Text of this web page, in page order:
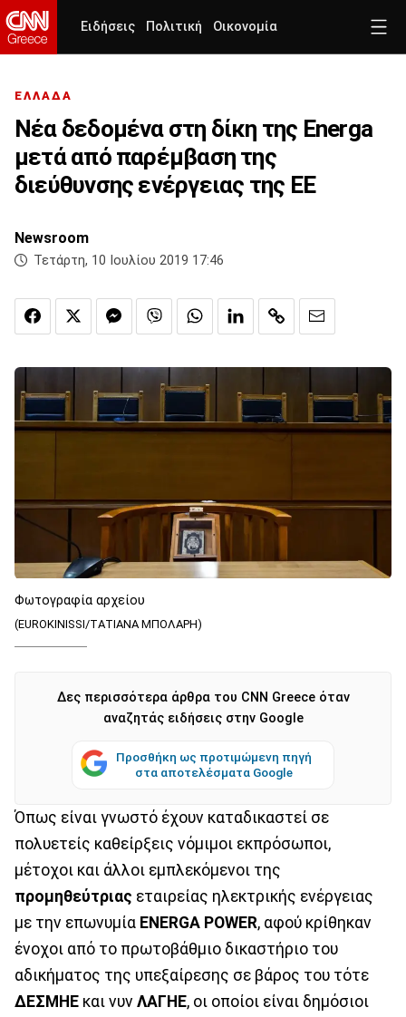
Ειδήσεις Πολιτική Οικονομία
ΕΛΛΑΔΑ
Νέα δεδομένα στη δίκη της Energa
μετά από παρέμβαση της
διεύθυνσης ενέργειας της ΕΕ
Newsroom
Τετάρτη, 10 Ιουλίου 2019 17:46
Φωτογραφία αρχείου
(EUROKINISSI/ΤΑΤΙΑΝΑ ΜΠΟΛΑΡΗ)
Δες περισσότερα άρθρα του CNN Greece όταν
αναζητάς ειδήσεις στην Google
Προσθήκη ως προτιμώμενη πηγή
στα αποτελέσματα Google
Όπως είναι γνωστό έχουν καταδικαστεί σε
πολυετείς καθείρξεις νόμιμοι εκπρόσωποι,
μέτοχοι και άλλοι εμπλεκόμενοι της
προμηθεύτριας εταιρείας ηλεκτρικής ενέργειας
με την επωνυμία ENERGA POWER, αφού κρίθηκαν
ένοχοι από το πρωτοβάθμιο δικαστήριο του
αδικήματος της υπεξαίρεσης σε βάρος του τότε
ΔΕΣΜΗΕ και νυν ΛΑΓΗΕ, οι οποίοι είναι δημόσιοι